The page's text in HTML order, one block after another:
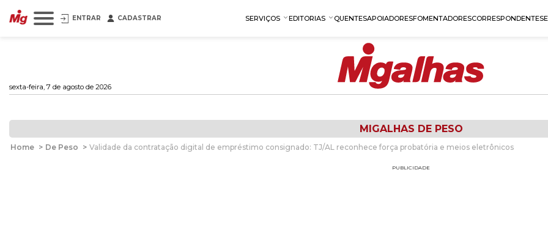
ENTRAR CADASTRAR SERVIÇOS EDITORIAS QUENTESAPOIADORESFOMENTADORESCORRESPONDENTES
sexta-feira, 7 de agosto de 2026
MIGALHAS DE PESO
Home > De Peso > Validade da contratação digital de empréstimo consignado: TJ/AL reconhece força probatória e meios eletrônicos
PUBLICIDADE